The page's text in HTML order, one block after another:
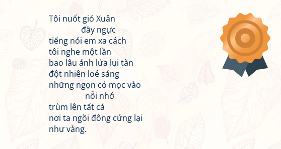
Tôi nuốt gió Xuân
đầy ngực
tiếng nói em xa cách
tôi nghe một lần
bao lâu ánh lửa lụi tàn
đột nhiên loé sáng
những ngọn cỏ mọc vào
nỗi nhớ
trùm lên tất cả
nơi ta ngồi đông cứng lại
như vàng.